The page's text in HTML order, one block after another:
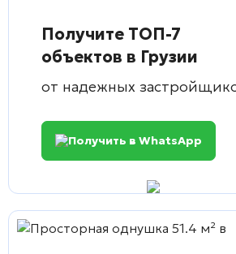
Получите ТОП-7
объектов в Грузии
от надежных
Получить в WhatsApp